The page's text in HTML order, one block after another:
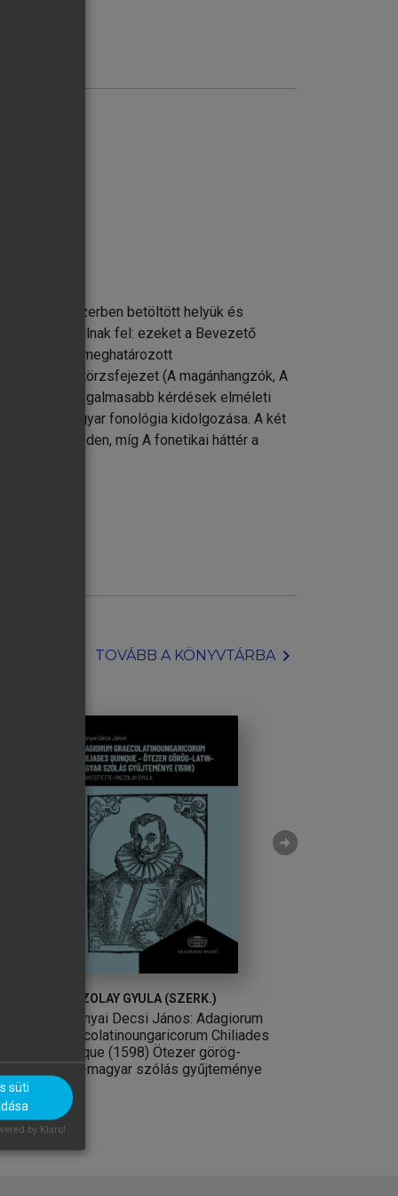
rendszerben betöltött helyük és
vonulnak fel: ezeket a Bevezető
egy-egy meghatározott
Az öt törzsfejezet (A magánhangzók, A
a legizgalmasabb kérdések elméleti
teljes magyar fonológia kidolgozása. A két
beszéden, míg A fonetikai háttér a
TOVÁBB A KÖNYVTÁRBAchevron_right
PACZOLAY GYULA (SZERK.)
Baranyai Decsi János: Adagiorum
graecolatinoungaricorum Chiliades
quinque (1598) Ötezer görög-
latin-magyar szólás gyűjteménye
arrow_circle_right
süti
by Klaro!